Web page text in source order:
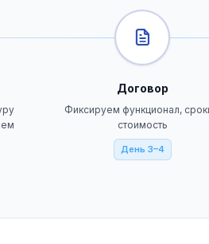
Договор
Фиксируем функционал,
стоимость
День 3–4